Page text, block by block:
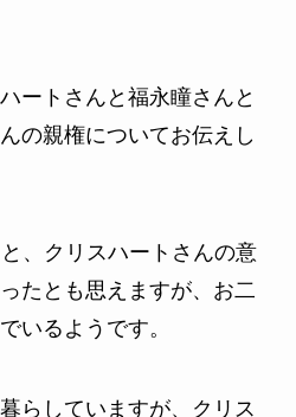
ートさんと福永瞳さんと
の親権についてお伝えし
、クリスハートさんの意
たとも思えますが、お二
いるようです。
らしていますが、クリス